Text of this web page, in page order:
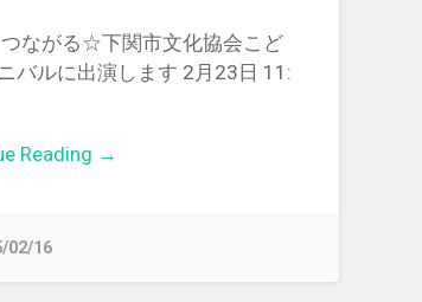
ながる☆下関市文化協会こど
バルに出演します 2月23日 11:
Reading →
02/16